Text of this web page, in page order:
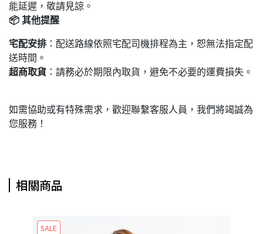
能延遲，敬請見諒。
📦 其他提醒
宅配安排 ：配送路線依照宅配司機排程為主，恕無法指定配
送時間。
超商取貨 ：請務必於期限內取貨，避免不必要的運費損失。
如需協助或有特殊需求，歡迎聯繫客服人員，我們將竭誠為
您服務！
相關商品
SALE